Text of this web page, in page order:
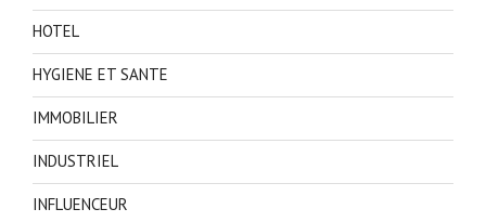
HOTEL
HYGIENE ET SANTE
IMMOBILIER
INDUSTRIEL
INFLUENCEUR